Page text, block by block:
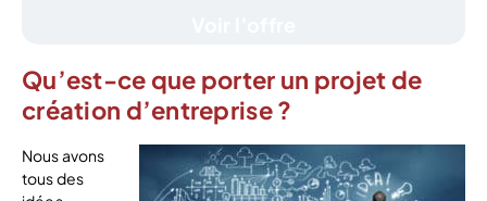
Qu’est-ce que porter un projet de
création d’entreprise ?
Nous avons
tous des